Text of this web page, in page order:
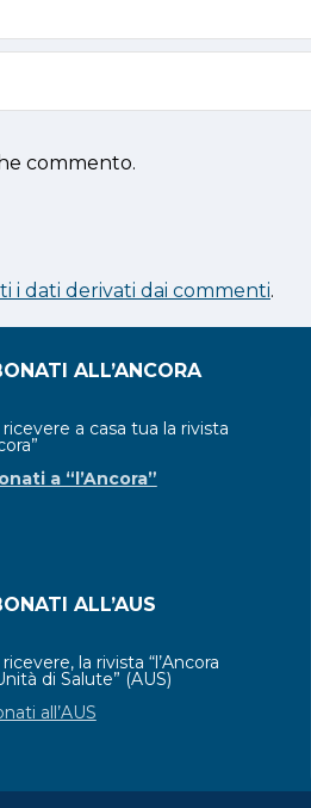
commento.
i dati derivati dai commenti.
ALL’ANCORA
a casa tua la rivista
a “l’Ancora”
ALL’AUS
la rivista “l’Ancora
di Salute” (AUS)
all’AUS